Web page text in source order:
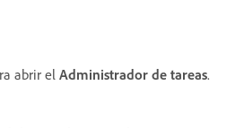
abrir el Administrador de tareas.